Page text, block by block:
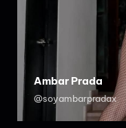
Ambar Prada
@soyambarpradax